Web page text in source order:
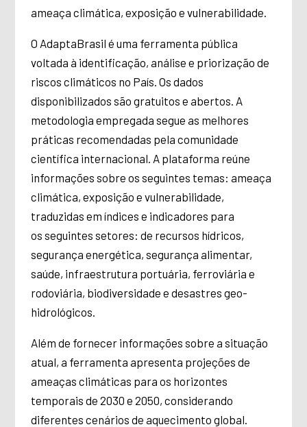
ameaça climática, exposição e vulnerabilidade.
O AdaptaBrasil é uma ferramenta pública
voltada à identificação, análise e priorização de
riscos climáticos no País. Os dados
disponibilizados são gratuitos e abertos. A
metodologia empregada segue as melhores
práticas recomendadas pela comunidade
científica internacional. A plataforma reúne
informações sobre os seguintes temas: ameaça
climática, exposição e vulnerabilidade,
traduzidas em índices e indicadores para
os seguintes setores: de recursos hídricos,
segurança energética, segurança alimentar,
saúde, infraestrutura portuária, ferroviária e
rodoviária, biodiversidade e desastres geo-
hidrológicos.
Além de fornecer informações sobre a situação
atual, a ferramenta apresenta projeções de
ameaças climáticas para os horizontes
temporais de 2030 e 2050, considerando
diferentes cenários de aquecimento global.